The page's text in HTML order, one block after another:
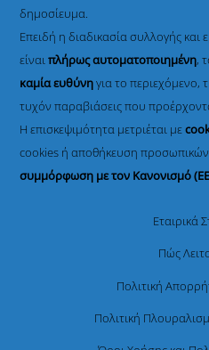
δημοσίευμα.
Επειδή η διαδικασία συλλογής και
είναιπλήρως αυτοματοποιημένη,
καμία ευθύνηγια το περιεχόμενο,
τυχόν παραβιάσεις που
Η επισκεψιμότητα μετριέται με
cookies ή αποθήκευση
συμμόρφωση με τον Κανονισμό
Εταιρικά
Πώς
Πολιτική
Πολιτική